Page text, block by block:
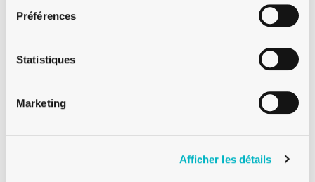
Préférences
Statistiques
Marketing
Afficher les détails
Sur demande